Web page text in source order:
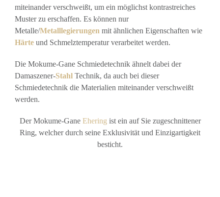
miteinander verschweißt, um ein möglichst kontrastreiches
Muster zu erschaffen. Es können nur
Metalle/Metalllegierungen mit ähnlichen Eigenschaften wie
Härte und Schmelztemperatur verarbeitet werden.
Die Mokume-Gane Schmiedetechnik ähnelt dabei der
Damaszener-Stahl Technik, da auch bei dieser
Schmiedetechnik die Materialien miteinander verschweißt
werden.
Der Mokume-Gane Ehering ist ein auf Sie zugeschnittener
Ring, welcher durch seine Exklusivität und Einzigartigkeit
besticht.